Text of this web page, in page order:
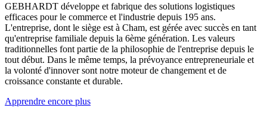
GEBHARDT développe et fabrique des solutions logistiques
efficaces pour le commerce et l'industrie depuis 195 ans.
L'entreprise, dont le siège est à Cham, est gérée avec succès en tant
qu'entreprise familiale depuis la 6ème génération. Les valeurs
traditionnelles font partie de la philosophie de l'entreprise depuis le
tout début. Dans le même temps, la prévoyance entrepreneuriale et
la volonté d'innover sont notre moteur de changement et de
croissance constante et durable.
Apprendre encore plus